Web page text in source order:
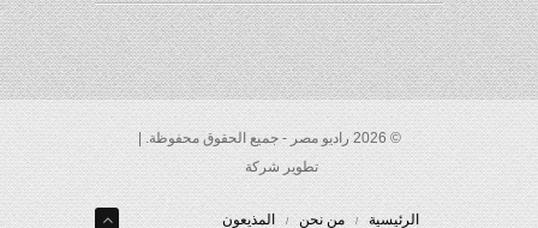
© 2026 راديو مصر - جميع الحقوق محفوظة. |
تطوير شركة
الرئيسية من نحن المذيعون